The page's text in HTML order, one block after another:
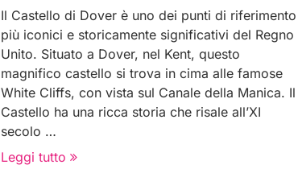
Il Castello di Dover è uno dei punti di riferimento
più iconici e storicamente significativi del Regno
Unito. Situato a Dover, nel Kent, questo
magnifico castello si trova in cima alle famose
White Cliffs, con vista sul Canale della Manica. Il
Castello ha una ricca storia che risale all’XI
secolo …
Leggi tutto